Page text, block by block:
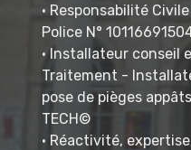
• Responsabilité
Police N°
• Installateur conseil
Traitement -
pose de pièges
TECH©
• Réactivité,